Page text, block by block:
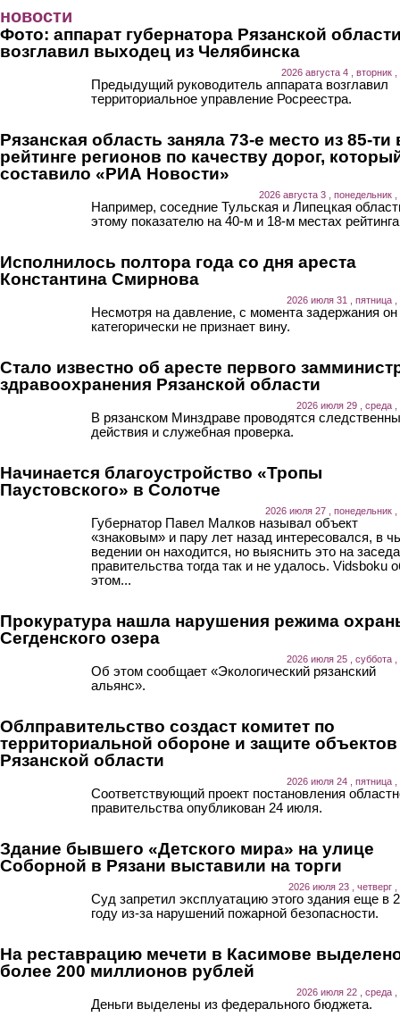
новости
Фото: аппарат губернатора Рязанской
возглавил выходец из Челябинска
2026 августа 4 , вторник
Предыдущий руководитель аппарата возглавил
территориальное управление Росреестра.
Рязанская область заняла 73-е место из 85-ти
рейтинге регионов по качеству дорог,
составило «РИА Новости»
2026 августа 3 , понедельник ,
Например, соседние Тульская и Липецкая
этому показателю на 40-м и 18-м местах
Исполнилось полтора года со дня ареста
Константина Смирнова
2026 июля 31 , пятница ,
Несмотря на давление, с момента задержания он
категорически не признает вину.
Стало известно об аресте первого
здравоохранения Рязанской области
2026 июля 29 , среда ,
В рязанском Минздраве проводятся
действия и служебная проверка.
Начинается благоустройство «Тропы
Паустовского» в Солотче
2026 июля 27 , понедельник ,
Губернатор Павел Малков называл объект
«знаковым» и пару лет назад интересовался, в
ведении он находится, но выяснить это на
правительства тогда так и не удалось. Vidsboku
этом...
Прокуратура нашла нарушения режима
Сегденского озера
2026 июля 25 , суббота ,
Об этом сообщает «Экологический рязанский
альянс».
Облправительство создаст комитет по
территориальной обороне и защите объектов
Рязанской области
2026 июля 24 , пятница ,
Соответствующий проект постановления
правительства опубликован 24 июля.
Здание бывшего «Детского мира» на улице
Соборной в Рязани выставили на торги
2026 июля 23 , четверг ,
Суд запретил эксплуатацию этого здания еще в
году из-за нарушений пожарной безопасности.
На реставрацию мечети в Касимове
более 200 миллионов рублей
2026 июля 22 , среда ,
Деньги выделены из федерального бюджета.